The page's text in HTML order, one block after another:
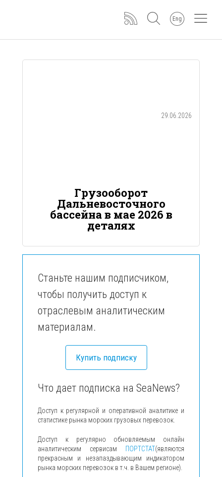
Eng
29.06.2026
Грузооборот
Дальневосточного
бассейна в мае 2026 в
деталях
Станьте нашим подписчиком,
чтобы получить доступ к
отраслевым аналитическим
материалам.
Купить подписку
Что дает подписка на SeaNews?
Доступ к регулярной и оперативной аналитике и
статистике рынка морских грузовых перевозок.
Доступ к регулярно обновляемым онлайн
аналитическим сервисам ПОРТСТАТ(являются
прекрасным и незапаздывающим индикатором
рынка морских перевозок в т.ч. в Вашем регионе).